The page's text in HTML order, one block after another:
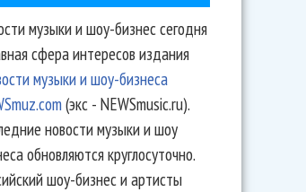
музыки и шоу-бизнес сегодня
сфера интересов издания
музыки и шоу-бизнеса
(экс - NEWSmusic.ru).
новости музыки и шоу
обновляются круглосуточно.
шоу-бизнес и артисты